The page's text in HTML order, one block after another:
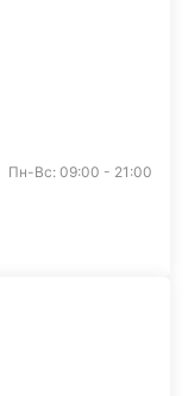
Пн-Вс: 09:00 - 21:00